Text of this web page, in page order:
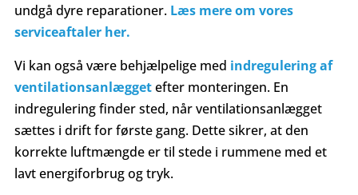
undgå dyre reparationer. Læs mere om vores
serviceaftaler her.
Vi kan også være behjælpelige med indregulering af
ventilationsanlæggetefter monteringen. En
indregulering finder sted, når ventilationsanlægget
sættes i drift for første gang. Dette sikrer, at den
korrekte luftmængde er til stede i rummene med et
lavt energiforbrug og tryk.